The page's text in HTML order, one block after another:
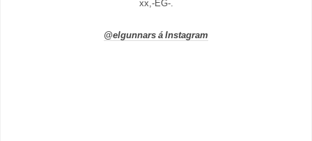
xx,-EG-.
@elgunnars á Instagram